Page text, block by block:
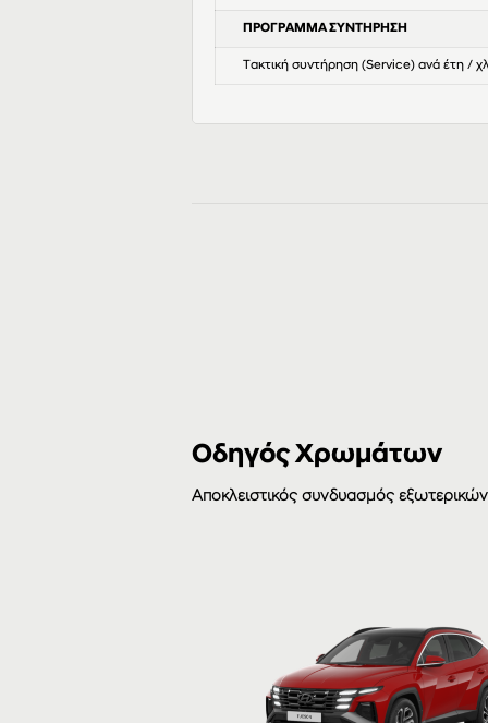
ΠΡΟΓΡΑΜΜΑ ΣΥΝΤΗΡΗΣΗ
Τακτική συντήρηση (Service) ανά έτη /
Οδηγός Χρωμάτων
Αποκλειστικός συνδυασμός